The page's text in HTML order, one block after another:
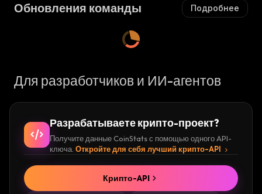
Обновления команды Подробнее
Для разработчиков и ИИ-агентов
Разрабатываете крипто-проект?
Получите данные CoinStats с помощью одного API-
ключа. Откройте для себя лучший крипто-API
Крипто-API